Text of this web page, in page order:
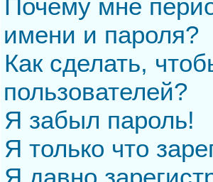
Почему мне
имени и пароля?
Как сделать,
пользователей?
Я забыл пароль!
Я только что